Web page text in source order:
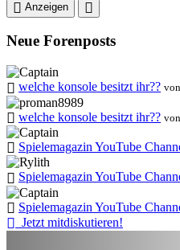
Anzeigen
Neue Forenposts
welche konsole besitzt ihr??
welche konsole besitzt ihr??
Spielemagazin YouTube
Spielemagazin YouTube
Spielemagazin YouTube
Jetzt mitdiskutieren!